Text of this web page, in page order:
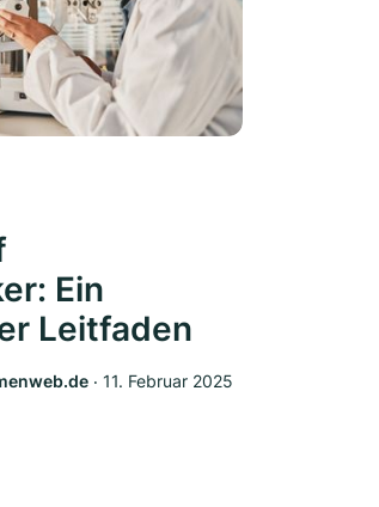
Ein
Leitfaden
‧ 11. Februar 2025